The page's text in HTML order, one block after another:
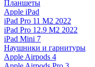
Планшеты
Apple iPad
iPad Pro 11 M2 2022
iPad Pro 12.9 M2 2022
iPad Mini 7
Наушники и гарнитуры
Apple Airpods 4